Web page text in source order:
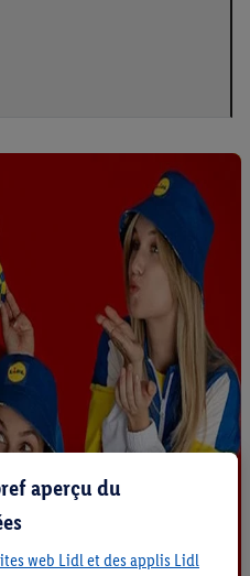
aperçu du
web Lidl et des applis Lidl